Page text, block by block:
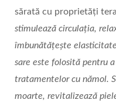
sărată cu proprietăți
stimulează circulația,
îmbunătățește
sare este folosită pentru
tratamentelor cu nămol.
moarte, revitalizează